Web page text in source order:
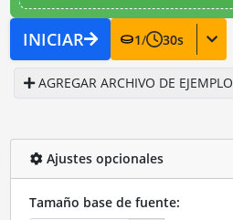
INICIAR 1/ 30s
AGREGAR ARCHIVO DE EJEMPLO
Ajustes opcionales
Tamaño base de fuente: